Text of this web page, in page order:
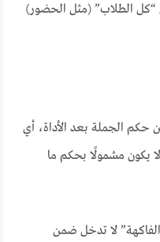
“كل الطلاب” (مثل الحضور)
حكم الجملة بعد الأداة، أي
لا يكون مشمولًا بحكم ما
لا تدخل ضمن